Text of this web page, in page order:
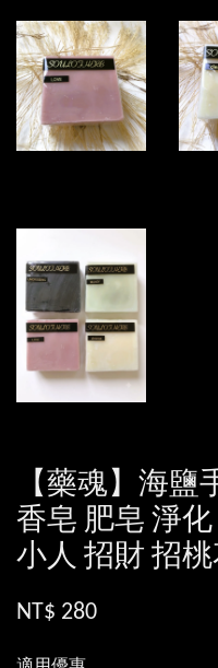
【藥魂】海鹽
香皂 肥皂 淨
小人 招財 招
NT$ 280